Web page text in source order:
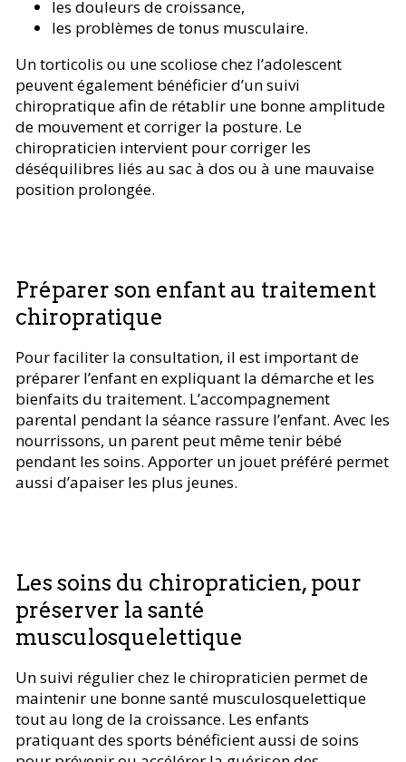
les douleurs de croissance,
les problèmes de tonus musculaire.
Un torticolis ou une scoliose chez l’adolescent
peuvent également bénéficier d’un suivi
chiropratique afin de rétablir une bonne amplitude
de mouvement et corriger la posture. Le
chiropraticien intervient pour corriger les
déséquilibres liés au sac à dos ou à une mauvaise
position prolongée.
Préparer son enfant au traitement
chiropratique
Pour faciliter la consultation, il est important de
préparer l’enfant en expliquant la démarche et les
bienfaits du traitement. L’accompagnement
parental pendant la séance rassure l’enfant. Avec les
nourrissons, un parent peut même tenir bébé
pendant les soins. Apporter un jouet préféré permet
aussi d’apaiser les plus jeunes.
Les soins du chiropraticien, pour
préserver la santé
musculosquelettique
Un suivi régulier chez le chiropraticien permet de
maintenir une bonne santé musculosquelettique
tout au long de la croissance. Les enfants
pratiquant des sports bénéficient aussi de soins